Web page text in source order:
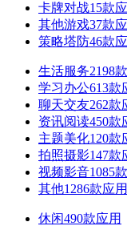
卡牌对战15款
其他游戏37款
策略塔防46款
生活服务2198
学习办公613款
聊天交友262款
资讯阅读450款
主题美化120款
拍照摄影147款
视频影音1085
其他1286款应用
休闲490款应用